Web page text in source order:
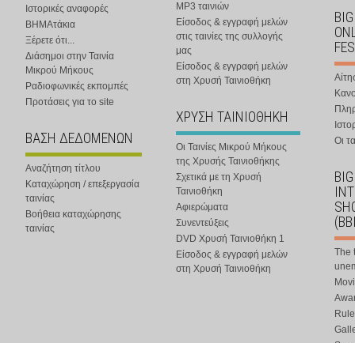
Ιστορικές αναφορές
ΒΗΜΑτάκια
Ξέρετε ότι...
Διάσημοι στην Ταινία
Μικρού Μήκους
Ραδιοφωνικές εκπομπές
Προτάσεις για το site
ΒΑΣΗ ΔΕΔΟΜΕΝΩΝ
Αναζήτηση τίτλου
Καταχώρηση / επεξεργασία
ταινίας
Βοήθεια καταχώρησης
ταινίας
MP3 ταινιών
Είσοδος & εγγραφή μελών
στις ταινίες της συλλογής
μας
Είσοδος & εγγραφή μελών
στη Χρυσή Ταινιοθήκη
ΧΡΥΣΗ ΤΑΙΝΙΟΘΗΚΗ
Οι Ταινίες Μικρού Μήκους
της Χρυσής Ταινιοθήκης
Σχετικά με τη Χρυσή
Ταινιοθήκη
Αφιερώματα
Συνεντεύξεις
DVD Χρυσή Ταινιοθήκη 1
Είσοδος & εγγραφή μελών
στη Χρυσή Ταινιοθήκη
Οι
The